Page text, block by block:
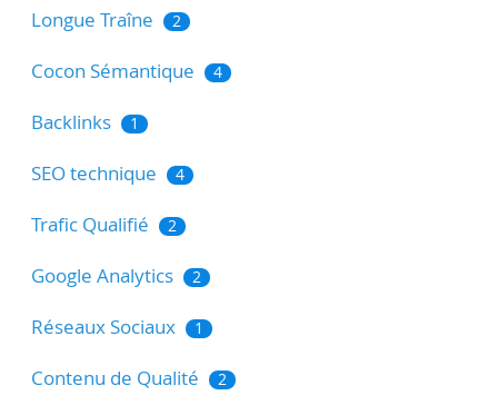
Longue Traîne 2
Cocon Sémantique 4
Backlinks 1
SEO technique 4
Trafic Qualifié 2
Google Analytics 2
Réseaux Sociaux 1
Contenu de Qualité 2